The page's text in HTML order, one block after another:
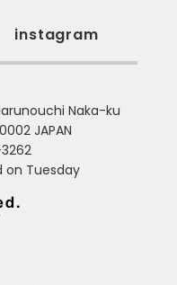
instagram
Naka-ku
JAPAN
on Tuesday